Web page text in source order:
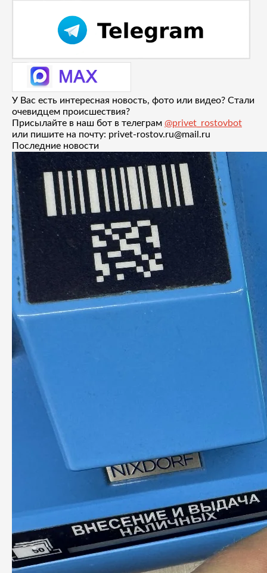
У Вас есть интересная новость, фото или видео? Стали
очевидцем происшествия?
Присылайте в наш бот в телеграм @privet_rostovbot
или пишите на почту: privet-rostov.ru@mail.ru
Последние новости